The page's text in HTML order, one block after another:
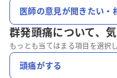
医師の意見が聞きたい・
群発頭痛について、
もっとも当てはまる項目を選択
頭痛がする